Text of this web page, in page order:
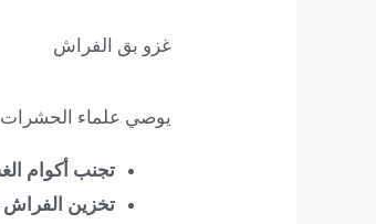
غزو بق الفراش
يوصي علماء
تجنب أكوام
تخزين الفراش